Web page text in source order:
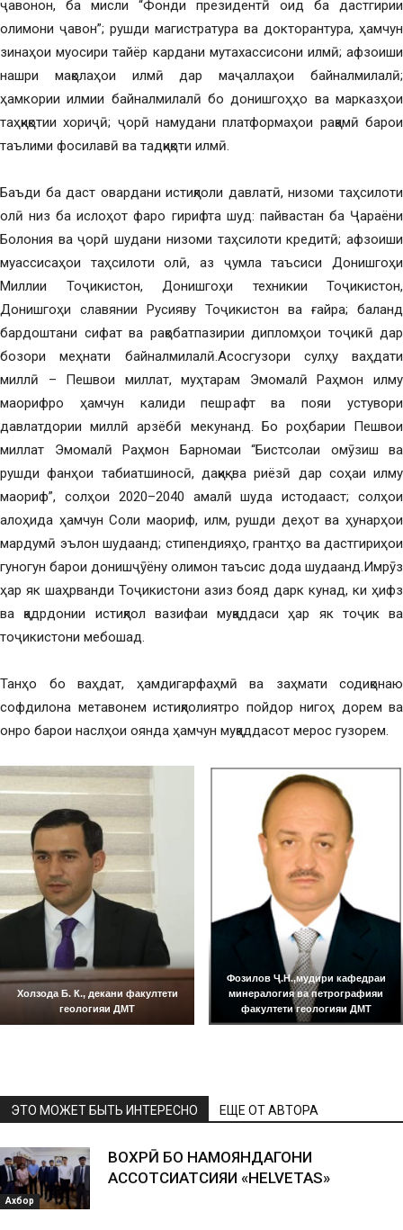
ҷавонон, ба мисли “Фонди президентӣ оид ба дастгирии
олимони ҷавон”; рушди магистратура ва докторантура, ҳамчун
зинаҳои муосири тайёр кардани мутахассисони илмӣ; афзоиши
нашри мақолаҳои илмӣ дар маҷаллаҳои байналмилалӣ;
ҳамкории илмии байналмилалӣ бо донишгоҳҳо ва марказҳои
таҳқиқотии хориҷӣ; ҷорӣ намудани платформаҳои рақамӣ барои
таълими фосилавӣ ва тадқиқоти илмӣ.
Баъди ба даст овардани истиқлоли давлатӣ, низоми таҳсилоти
олӣ низ ба ислоҳот фаро гирифта шуд: пайвастан ба Ҷараёни
Болония ва ҷорӣ шудани низоми таҳсилоти кредитӣ; афзоиши
муассисаҳои таҳсилоти олӣ, аз ҷумла таъсиси Донишгоҳи
Миллии Тоҷикистон, Донишгоҳи техникии Тоҷикистон,
Донишгоҳи славянии Русияву Тоҷикистон ва ғайра; баланд
бардоштани сифат ва рақобатпазирии дипломҳои тоҷикӣ дар
бозори меҳнати байналмилалӣ.Асосгузори сулҳу ваҳдати
миллӣ – Пешвои миллат, муҳтарам Эмомалӣ Раҳмон илму
маорифро ҳамчун калиди пешрафт ва пояи устувори
давлатдории миллӣ арзёбӣ мекунанд. Бо роҳбарии Пешвои
миллат Эмомалӣ Раҳмон Барномаи “Бистсолаи омӯзиш ва
рушди фанҳои табиатшиносӣ, дақиқ ва риёзӣ дар соҳаи илму
маориф”, солҳои 2020–2040 амалӣ шуда истодааст; солҳои
алоҳида ҳамчун Соли маориф, илм, рушди деҳот ва ҳунарҳои
мардумӣ эълон шудаанд; стипендияҳо, грантҳо ва дастгириҳои
гуногун барои донишҷӯёну олимон таъсис дода шудаанд.Имрӯз
ҳар як шаҳрванди Тоҷикистони азиз бояд дарк кунад, ки ҳифз
ва қадрдонии истиқлол вазифаи муқаддаси ҳар як тоҷик ва
тоҷикистони мебошад.
Танҳо бо ваҳдат, ҳамдигарфаҳмӣ ва заҳмати содиқонаю
софдилона метавонем истиқлолиятро пойдор нигоҳ дорем ва
онро барои наслҳои оянда ҳамчун муқаддасот мерос гузорем.
Холзода Б. К., декани факултети
геологияи ДМТ
Фозилов Ҷ.Н.,мудири кафедраи
минералогия ва петрографияи
факултети геологияи ДМТ
ЭТО МОЖЕТ БЫТЬ ИНТЕРЕСНО ЕЩЕ ОТ АВТОРА
Ахбор
ВОХӮРӢ БО НАМОЯНДАГОНИ
АССОТСИАТСИЯИ «HELVETAS»